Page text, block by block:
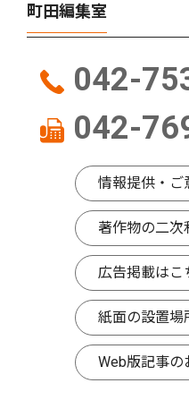
町田編集室
042-
042-
情報提供・ご
著作物の二次
広告掲載はこ
紙面の設置場
Web版記事の